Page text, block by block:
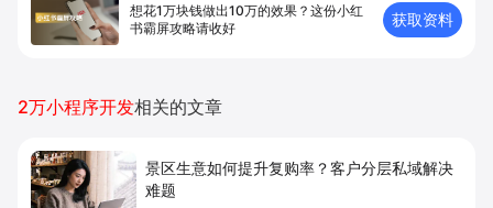
想花1万块钱做出10万的效果？这份小红
书霸屏攻略请收好
获取资料
2万小程序开发相关的文章
景区生意如何提升复购率？客户分层私域解决
难题